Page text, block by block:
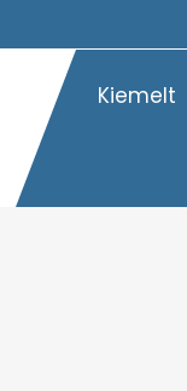
Kiemelt